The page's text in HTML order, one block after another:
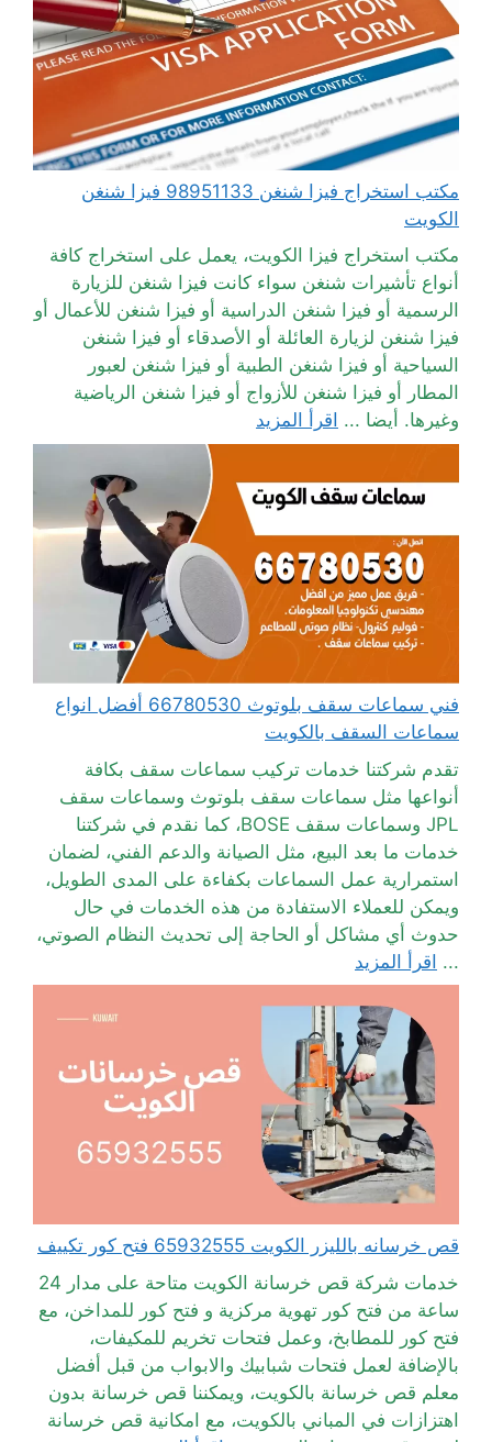
مكتب استخراج فيزا شنغن 98951133 فيزا شنغن
الكويت
مكتب استخراج فيزا الكويت، يعمل على استخراج كافة
أنواع تأشيرات شنغن سواء كانت فيزا شنغن للزيارة
الرسمية أو فيزا شنغن الدراسية أو فيزا شنغن للأعمال أو
فيزا شنغن لزيارة العائلة أو الأصدقاء أو فيزا شنغن
السياحية أو فيزا شنغن الطبية أو فيزا شنغن لعبور
المطار أو فيزا شنغن للأزواج أو فيزا شنغن الرياضية
وغيرها. أيضا ... اقرأ المزيد
فني سماعات سقف بلوتوث 66780530 أفضل انواع
سماعات السقف بالكويت
تقدم شركتنا خدمات تركيب سماعات سقف بكافة
أنواعها مثل سماعات سقف بلوتوث وسماعات سقف
JPL وسماعات سقف BOSE، كما نقدم في شركتنا
خدمات ما بعد البيع، مثل الصيانة والدعم الفني، لضمان
استمرارية عمل السماعات بكفاءة على المدى الطويل،
ويمكن للعملاء الاستفادة من هذه الخدمات في حال
حدوث أي مشاكل أو الحاجة إلى تحديث النظام الصوتي،
... اقرأ المزيد
قص خرسانه بالليزر الكويت 65932555 فتح كور تكييف
خدمات شركة قص خرسانة الكويت متاحة على مدار 24
ساعة من فتح كور تهوية مركزية و فتح كور للمداخن، مع
فتح كور للمطابخ، وعمل فتحات تخريم للمكيفات،
بالإضافة لعمل فتحات شبابيك والابواب من قبل أفضل
معلم قص خرسانة بالكويت، ويمكننا قص خرسانة بدون
اهتزازات في المباني بالكويت، مع امكانية قص خرسانة